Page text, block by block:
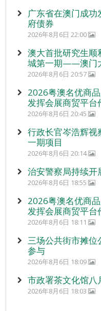
广东省在澳门成
府债券
2026年8月6日 22:00
澳大首批研究生顺
城第一期——澳门
2026年8月6日 20:57
2026粤澳名优商
发挥会展商贸平台
2026年8月6日 20:45
行政长官岑浩辉视
一期项目
2026年8月6日 20:14
治安警察局持续开
2026年8月6日 18:55
2026粤澳名优商
发挥会展商贸平台
2026年8月6日 18:11
三场公共街市摊位
参与
2026年8月6日 18:09
市政署茶文化馆八
2026年8月6日 18:03